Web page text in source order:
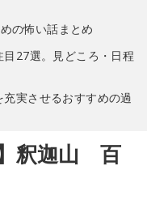
の怖い話まとめ
目27選。見どころ・日程
充実させるおすすめの過
釈迦山 百